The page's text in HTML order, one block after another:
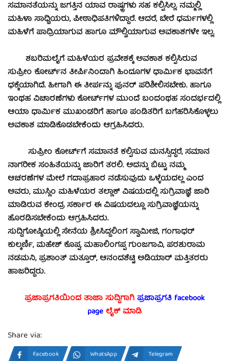
ಸಮಾನತೆಯನ್ನು ಜಗತ್ತಿನ ಯಾವ ರಾಷ್ಟ್ರಗಳು ಸಹ ಕಲ್ಪಿಸಿಲ್ಲ. ನಮ್ಮಲ್ಲಿ
ಮಹಿಳಾ ಸಾಧ್ವಿಯರು, ಪೀಠಾಧಿಪತಿಗಳಿದ್ದಾರೆ. ಆದರೆ, ಬೇರೆ ಧರ್ಮಗಳಲ್ಲಿ
ಮಹಿಳೆಗೆ ಪಾದ್ರಿಯಾಗುವ ಹಾಗೂ ಮೌಲ್ವಿಯಾಗುವ ಅವಕಾಶಗಳೇ ಇಲ್ಲ.
ಶಬರಿಮಲೈಗೆ ಮಹಿಳೆಯರ ಪ್ರವೇಶಕ್ಕೆ ಅವಕಾಶ ಕಲ್ಪಿಸಿರುವ
ಸುಪ್ರೀಂ ಕೋರ್ಟ್‍ನ ತೀರ್ಪಿನಿಂದಾಗಿ ಹಿಂದೂಗಳ ಧಾರ್ಮಿಕ ಭಾವನೆಗೆ
ಧಕ್ಕೆಯಾಗಿದೆ. ಹೀಗಾಗಿ ಈ ತೀರ್ಪನ್ನು ಪುನರ್ ಪರಿಶೀಲಿಸಬೇಕು. ಹಾಗೂ
ಇಂಥಹ ವಿಚಾರಣೆಗಳು ಕೋರ್ಟ್‍ಗಳ ಮುಂದೆ ಬಂದಂಥಹ ಸಂದರ್ಭದಲ್ಲಿ
ಆಯಾ ಧಾರ್ಮಿಕ ಮುಖಂಡರಿಗೆ ಹಾಗೂ ಪಂಡಿತರಿಗೆ ಬಗೆಹರಿಸಿಕೊಳ್ಳಲು
ಅವಕಾಶ ಮಾಡಿಕೊಡಬೇಕೆಂದು ಆಗ್ರಹಿಸಿದರು.
ಸುಪ್ರೀಂ ಕೋರ್ಟ್‍ಗೆ ಸಮಾನತೆ ಕಲ್ಪಿಸುವ ಮನಸ್ಸಿದ್ದರೆ, ಸಮಾನ
ನಾಗರೀಕ ಸಂಹಿತೆಯನ್ನು ಜಾರಿಗೆ ತರಲಿ. ಅದನ್ನು ಬಿಟ್ಟು ನಮ್ಮ
ಆಚರಣೆಗಳ ಮೇಲೆ ಗದಾಪ್ರಹಾರ ನಡೆಸುವುದು ಒಳ್ಳೆಯದಲ್ಲ ಎಂದ
ಅವರು, ಮುಸ್ಲಿಂ ಮಹಿಳೆಯರ ತಲ್ಲಾಕ್ ವಿಷಯದಲ್ಲಿ ಸುಗ್ರಿವಾಜ್ಞೆ ಜಾರಿ
ಮಾಡಿರುವ ಕೇಂದ್ರ ಸರ್ಕಾರ ಈ ವಿಷಯದಲ್ಲೂ ಸುಗ್ರಿವಾಜ್ಞೆಯನ್ನು
ಹೊರಡಿಸಬೇಕೆಂದು ಆಗ್ರಹಿಸಿದರು.
ಸುದ್ದಿಗೋಷ್ಠಿಯಲ್ಲಿ ಸೇನೆಯ ಶ್ರೀಸಿದ್ಧಲಿಂಗ ಸ್ವಾಮೀಜಿ, ಗಂಗಾಧರ್
ಕುಲ್ಕರ್ಣಿ, ಮಹೇಶ್ ಕೊಪ್ಪ, ಮಹಾಲಿಂಗಪ್ಪ ಗುಂಜಗಾವಿ, ಪರಶುರಾಮ
ನಡಮನಿ, ಪ್ರಶಾಂತ್ ಮತ್ತೂರ್, ಆನಂದಶೆಟ್ಟಿ ಅಡಿಯಾರ್ ಮತ್ತಿತರರು
ಹಾಜರಿದ್ದರು.
ಪ್ರಜಾಪ್ರಗತಿಯಿಂದ ತಾಜಾ ಸುದ್ದಿಗಾಗಿಪ್ರಜಾಪ್ರಗತಿ facebook
page ಲೈಕ್ ಮಾಡಿ
Share via:
Facebook WhatsApp
Telegram